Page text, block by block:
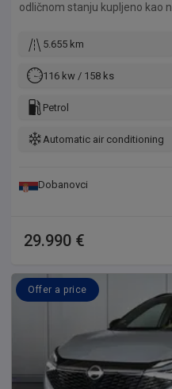
odličnom stanju kupljeno kao
5.655 km
116 kw / 158 ks
Petrol
Automatic air conditioning
Dobanovci
29.990 €
Offer a price